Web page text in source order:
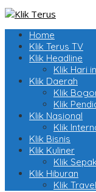
Home
Klik Terus TV
Klik Headline
Klik Hari
Klik Daerah
Klik
Klik
Klik Nasional
Klik
Klik Bisnis
Klik Kuliner
Klik
Klik Hiburan
Klik Travel